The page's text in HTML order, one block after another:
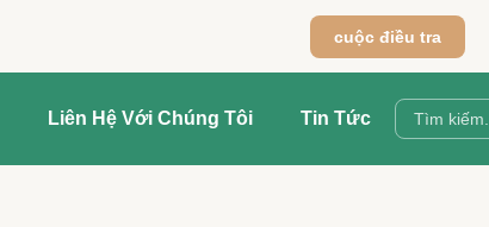
cuộc điều tra
Liên Hệ Với Chúng Tôi Tin Tức